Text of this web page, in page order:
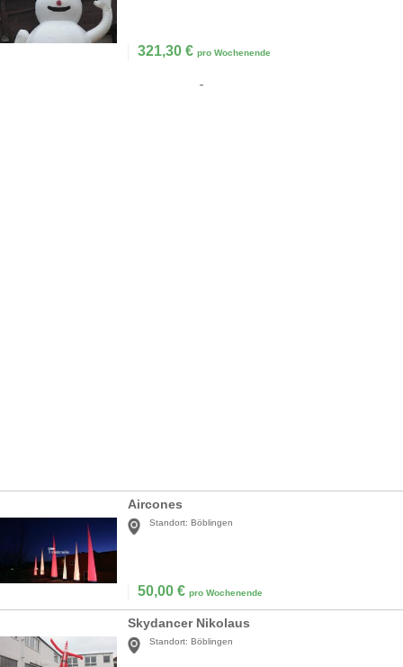
321,30 € pro Wochenende
Aircones
Standort: Böblingen
50,00 € pro Wochenende
Skydancer Nikolaus
Standort: Böblingen